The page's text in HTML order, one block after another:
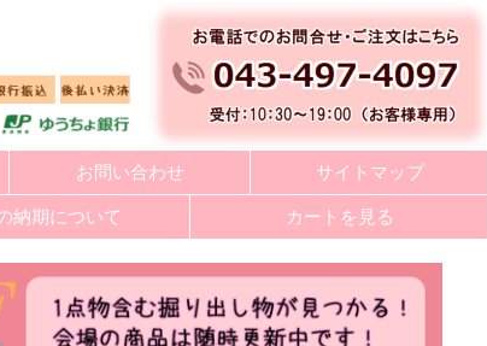
お問い合わせ サイトマップ
納期について カートを見る